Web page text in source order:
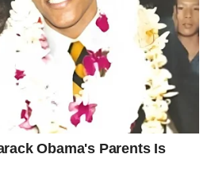
upravo zahvaljujući vašem
Bićete u stanju da pronađete
vide samo prepreke.
više verujete svojim
previše razmišljate o tome kako
druge, ali sada je vreme da više
željama i ciljevima.